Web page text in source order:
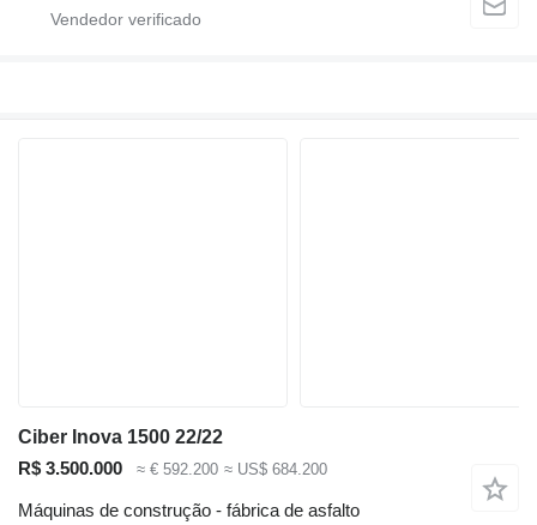
Ciber Inova 1500 22/22
R$ 3.500.000
≈ € 592.200 ≈ US$ 684.200
Máquinas de construção - fábrica de asfalto